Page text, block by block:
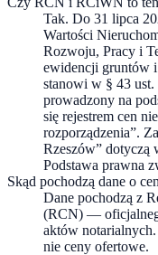
Tak. Do 31 lipca
Wartości
Rozwoju, Pracy i
ewidencji gruntów
stanowi w § 43 ust.
prowadzony na
się rejestrem cen
rozporządzenia”.
Rzeszów” dotyczą
Podstawa prawna
Skąd pochodzą dane o
Dane pochodzą z
(RCN) —
aktów
nie ceny ofertowe.